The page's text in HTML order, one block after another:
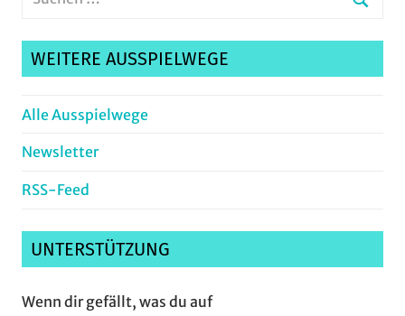
WEITERE AUSSPIELWEGE
Alle Ausspielwege
Newsletter
RSS-Feed
UNTERSTÜTZUNG
Wenn dir gefällt, was du auf